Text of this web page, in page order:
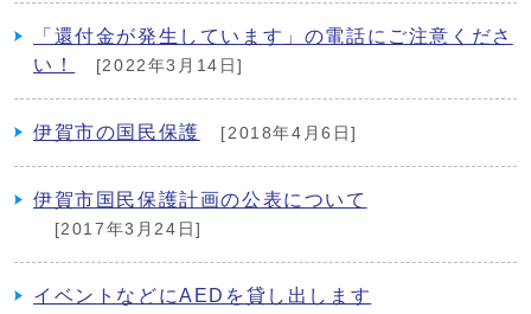
「還付金が発生しています」の電話にご注意くださ
い！
[2022年3月14日]
伊賀市の国民保護 [2018年4月6日]
伊賀市国民保護計画の公表について
[2017年3月24日]
イベントなどにAEDを貸し出します